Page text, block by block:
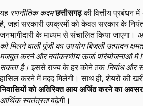
यह रणनीतिक कदमछत्तीसगढ़की वित्तीय प्रबंधन में
है, जहां सरकारी उपक्रमों को केवल सरकार के
जनभागीदारी के माध्यम से संचालित किया जाएगा।
को मिलने वाली पूंजी का उपयोग बिजली उत्पादन
मजबूत करने और नवीकरणीय ऊर्जा परियोजनाओं में
सकता है।इससे राज्य के हर कोने तकनिर्बाध और
हासिल करने में मदद मिलेगी। साथ ही, शेयरों की
निवासियों को अतिरिक्त आय अर्जित करने का अवसर
आर्थिक स्वतंत्रताबढ़ेगी।